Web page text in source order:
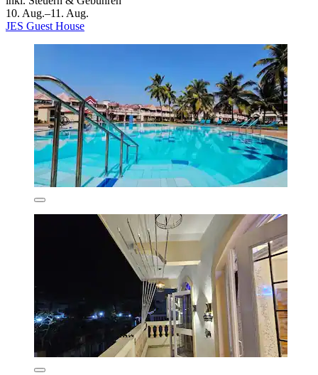
10. Aug.–11. Aug.
JES Guest House